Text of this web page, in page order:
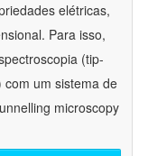
elétricas,
Para isso,
(tip-
com um sistema de
microscopy